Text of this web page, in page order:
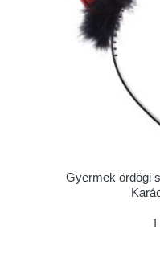
Gyermek ördögi